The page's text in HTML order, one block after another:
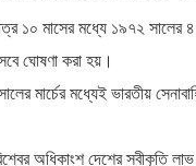
১০ মাসের মধ্যে ১৯৭২ সালের
ঘোষণা করা হয়।
মার্চের মধ্যেই ভারতীয়
অধিকাংশ দেশের স্বীকৃতি